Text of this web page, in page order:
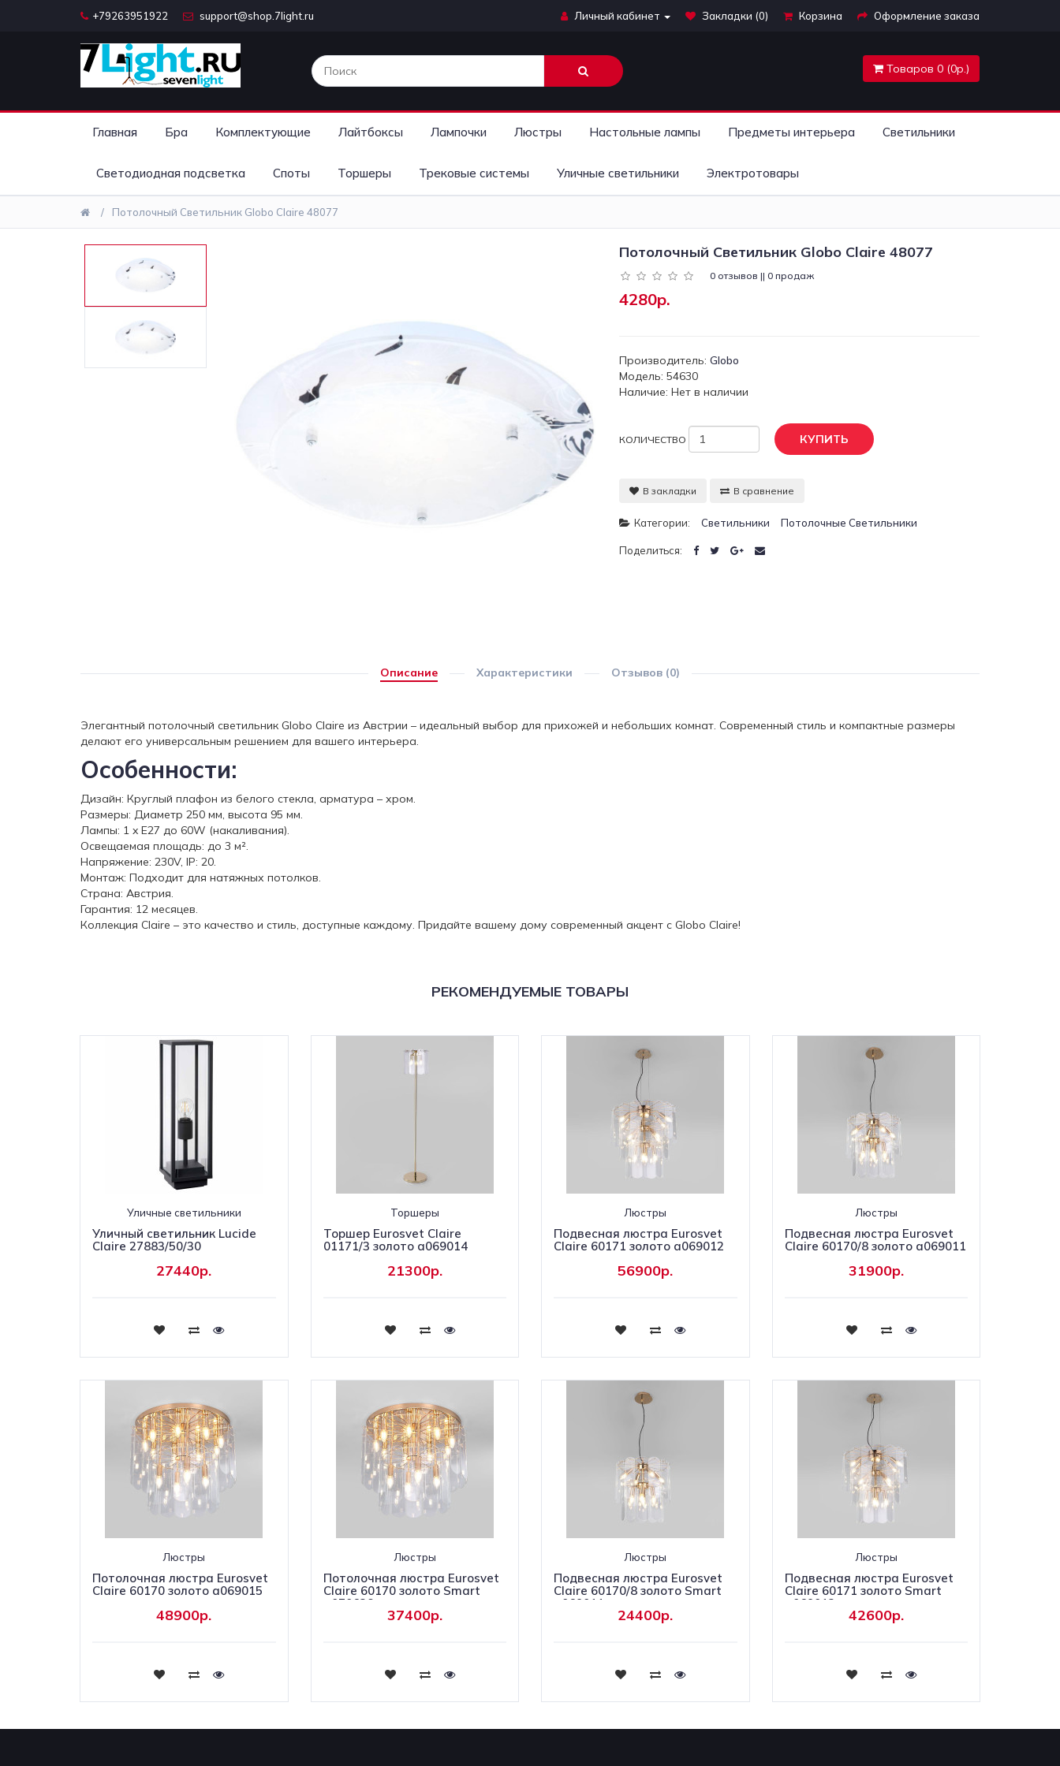
+79263951922 support@shop.7light.ru Личный кабинет Закладки (0) Корзина Оформление заказа
Товаров 0 (0р.)
Главная Бра Комплектующие Лайтбоксы Лампочки Люстры Настольные лампы Предметы интерьера Светильники
Светодиодная подсветка Споты Торшеры Трековые системы Уличные светильники Электротовары
Потолочный Светильник Globo Claire 48077
Потолочный Светильник Globo Claire 48077
0 отзывов || 0 продаж
4280р.
Производитель: Globo
Модель: 54630
Наличие: Нет в наличии
КОЛИЧЕСТВО КУПИТЬ
В закладки В сравнение
Категории: Светильники Потолочные Светильники
Поделиться:
Описание Характеристики Отзывов (0)
Элегантный потолочный светильник Globo Claire из Австрии – идеальный выбор для прихожей и небольших комнат. Современный стиль и компактные размеры
делают его универсальным решением для вашего интерьера.
Особенности:
Дизайн: Круглый плафон из белого стекла, арматура – хром.
Размеры: Диаметр 250 мм, высота 95 мм.
Лампы: 1 x E27 до 60W (накаливания).
Освещаемая площадь: до 3 м².
Напряжение: 230V, IP: 20.
Монтаж: Подходит для натяжных потолков.
Страна: Австрия.
Гарантия: 12 месяцев.
Коллекция Claire – это качество и стиль, доступные каждому. Придайте вашему дому современный акцент с Globo Claire!
РЕКОМЕНДУЕМЫЕ ТОВАРЫ
Уличные светильники
Уличный светильник Lucide
Claire 27883/50/30
27440р.
Купить
Торшеры
Торшер Eurosvet Claire
01171/3 золото a069014
21300р.
Купить
Люстры
Подвесная люстра Eurosvet
Claire 60171 золото a069012
56900р.
Купить
Люстры
Подвесная люстра Eurosvet
Claire 60170/8 золото a069011
31900р.
Купить
Люстры
Потолочная люстра Eurosvet
Claire 60170 золото a069015
48900р.
Купить
Люстры
Потолочная люстра Eurosvet
Claire 60170 золото Smart
a070628
37400р.
Купить
Люстры
Подвесная люстра Eurosvet
Claire 60170/8 золото Smart
a069011
24400р.
Купить
Люстры
Подвесная люстра Eurosvet
Claire 60171 золото Smart
a069012
42600р.
Купить